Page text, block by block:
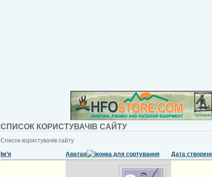
СПИСОК КОРИСТУВАЧІВ САЙТУ
Список користувачів сайту
Ім’я
Аватар Дата